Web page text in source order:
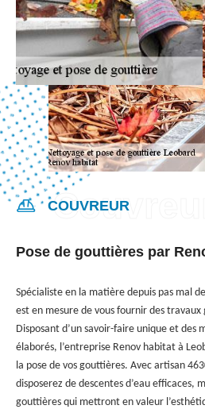
COUVREUR
Pose de gouttières par
Spécialiste en la matière depuis pas mal
est en mesure de vous fournir des
Disposant d’un savoir-faire unique et des
élaborés, l’entreprise Renov habitat à
la pose de vos gouttières. Avec artisan
disposerez de descentes d’eau efficaces,
gouttières qui mettront en valeur